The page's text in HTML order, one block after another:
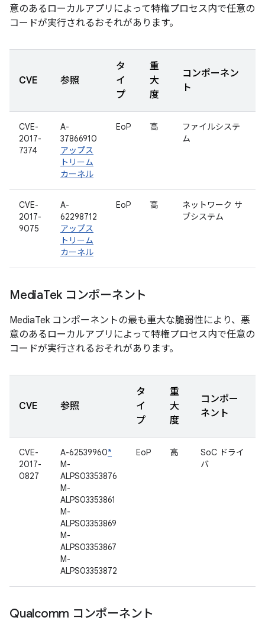
意のあるローカルアプリによって特権プロセス内で任意の
コードが実行されるおそれがあります。
CVE 参照
タ
イ
プ
重
大
度
コンポーネン
ト
CVE-
2017-
7374
A-
37866910
アップス
トリーム
カーネル
EoP 高
ファイルシステ
ム
CVE-
2017-
9075
A-
62298712
アップス
トリーム
カーネル
EoP 高
ネットワーク サ
ブシステム
MediaTek コンポーネント
MediaTek コンポーネントの最も重大な脆弱性により、悪
意のあるローカルアプリによって特権プロセス内で任意の
コードが実行されるおそれがあります。
CVE 参照
タ
イ
プ
重
大
度
コンポー
ネント
CVE-
2017-
0827
A-62539960*
M-
ALPS03353876
M-
ALPS03353861
M-
ALPS03353869
M-
ALPS03353867
M-
ALPS03353872
EoP 高
SoC ドライ
バ
Qualcomm コンポーネント